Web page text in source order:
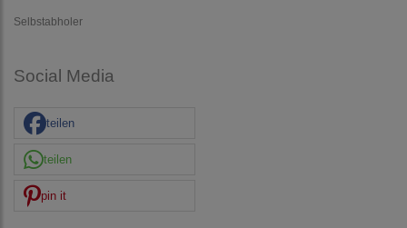
Selbstabholer
Social Media
teilen
teilen
pin it